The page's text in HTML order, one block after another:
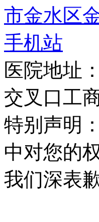
市金水区
手机站
医院地址
交叉口工
特别声明
中对您的
我们深表